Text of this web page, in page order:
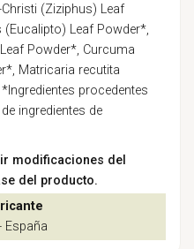
(Ziziphus) Leaf
Leaf Powder*,
Powder*, Curcuma
Matricaria recutita
procedentes
ingredientes de
modificaciones del
del producto.
España